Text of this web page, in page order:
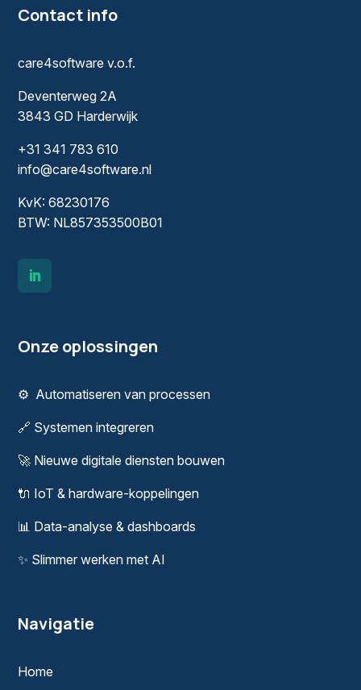
Contact info
care4software v.o.f.
Deventerweg 2A
3843 GD Harderwijk
+31 341 783 610
info@care4software.nl
KvK: 68230176
BTW: NL857353500B01
Onze oplossingen
⚙️ Automatiseren van processen
🔗 Systemen integreren
🚀 Nieuwe digitale diensten bouwen
🔌 IoT & hardware-koppelingen
📊 Data-analyse & dashboards
✨ Slimmer werken met AI
Navigatie
Home